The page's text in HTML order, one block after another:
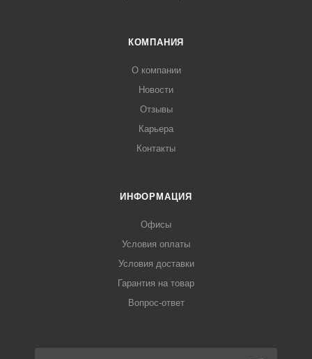
КОМПАНИЯ
О компании
Новости
Отзывы
Карьера
Контакты
ИНФОРМАЦИЯ
Офисы
Условия оплаты
Условия доставки
Гарантия на товар
Вопрос-ответ